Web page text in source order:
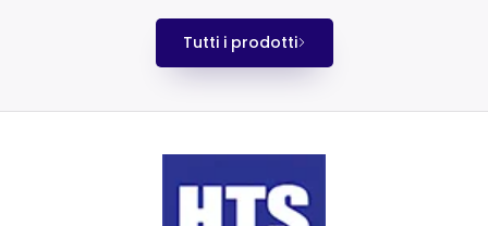
Tutti i prodotti